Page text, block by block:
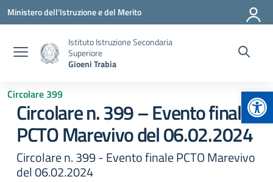
Vai ai contenuti
Vai al menu di navigazione
Vai al footer
Ministero dell'Istruzione e del Merito
Istituto Istruzione Secondaria
Superiore
Gioeni Trabia
Circolare 399
Circolare n. 399 – Evento finale
PCTO Marevivo del 06.02.2024
Circolare n. 399 - Evento finale PCTO Marevivo
del 06.02.2024